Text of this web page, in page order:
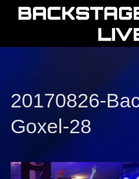
20170826-
Goxel-28